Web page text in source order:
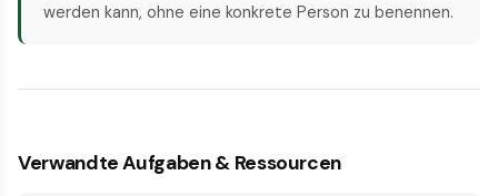
werden kann, ohne eine konkrete Person zu benennen.
Verwandte Aufgaben & Ressourcen